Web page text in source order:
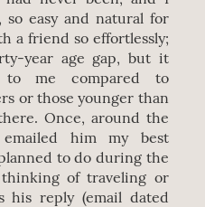
easy and natural for
a friend so effortlessly;
year age gap, but it
to me compared to
or those younger than
Once, around the
him my best
to do during the
of traveling or
his reply (email dated